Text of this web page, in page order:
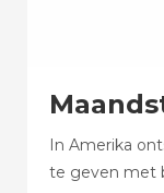
In Amerika
te geven met